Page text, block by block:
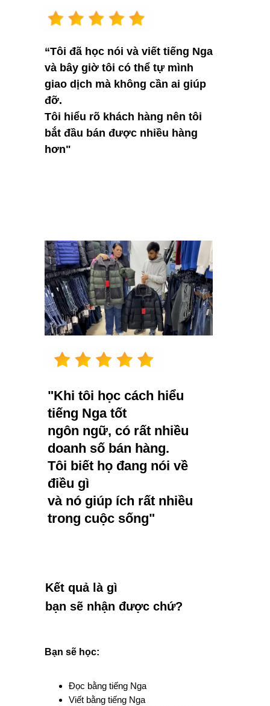
“Tôi đã học nói và viết tiếng Nga
và bây giờ tôi có thể tự mình
giao dịch mà không cần ai giúp
đỡ.
Tôi hiểu rõ khách hàng nên tôi
bắt đầu bán được nhiều hàng
hơn"
"Khi tôi học cách hiểu
tiếng Nga tốt
ngôn ngữ, có rất nhiều
doanh số bán hàng.
Tôi biết họ đang nói về
điều gì
và nó giúp ích rất nhiều
trong cuộc sống"
Kết quả là gì
bạn sẽ nhận được chứ?
Đọc bằng tiếng Nga
Viết bằng tiếng Nga
Bạn sẽ học: